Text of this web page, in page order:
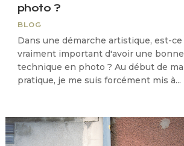
photo ?
BLOG
Dans une démarche artistique, est-ce
vraiment important d'avoir une bonne
technique en photo ? Au début de ma
pratique, je me suis forcément mis à...